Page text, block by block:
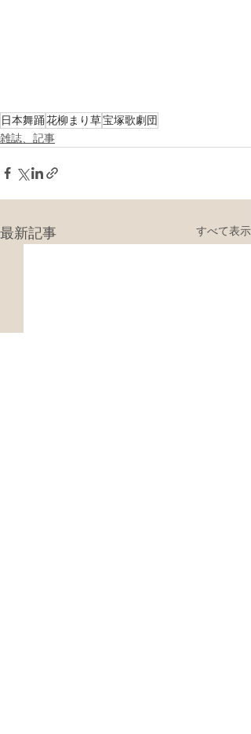
日本舞踊花柳まり草宝塚歌劇団
雑誌、記事
最新記事 すべて表示